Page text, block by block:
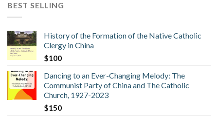
BEST SELLING
History of the Formation of the Native Catholic
Clergy in China
$100
Dancing to an Ever-Changing Melody: The
Communist Party of China and The Catholic
Church, 1927-2023
$150